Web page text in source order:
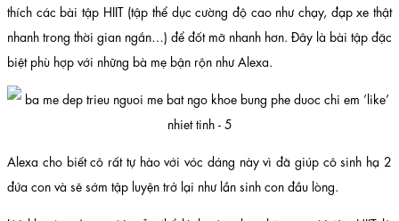
thích các bài tập HIIT (tập thể dục cường độ cao như chạy, đạp xe thật
nhanh trong thời gian ngắn…) để đốt mỡ nhanh hơn. Đây là bài tập đặc
biệt phù hợp với những bà mẹ bận rộn như Alexa.
Alexa cho biết cô rất tự hào với vóc dáng này vì đã giúp cô sinh hạ 2
đứa con và sẽ sớm tập luyện trở lại như lần sinh con đầu lòng.